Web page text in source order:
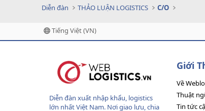
Diễn đàn THẢO LUẬN LOGISTICS C/O
Tiếng Việt (VN)
Diễn đàn xuất nhập khẩu, logistics
lớn nhất Việt Nam. Nơi giao lưu, chia
Giới
Về
Thuật
Tin tức